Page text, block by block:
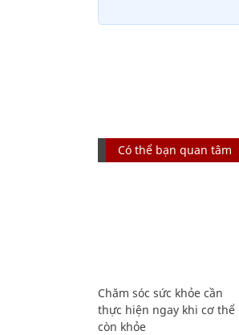
Có thể bạn quan tâm
Chăm sóc sức khỏe cần
thực hiện ngay khi cơ thể
còn khỏe